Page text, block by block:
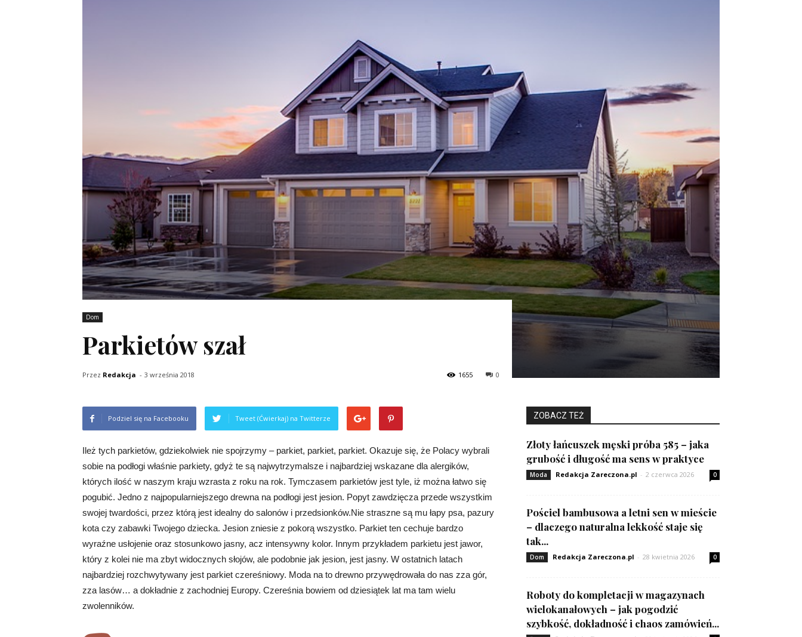
Dom
Parkietów szał
Przez Redakcja - 3 września 2018 0
1655
Podziel się na Facebooku Tweet (Ćwierkaj) na Twitterze
Ileż tych parkietów, gdziekolwiek nie spojrzymy – parkiet, parkiet, parkiet. Okazuje się, że Polacy wybrali
sobie na podłogi właśnie parkiety, gdyż te są najwytrzymalsze i najbardziej wskazane dla alergików,
których ilość w naszym kraju wzrasta z roku na rok. Tymczasem parkietów jest tyle, iż można łatwo się
pogubić. Jedno z najpopularniejszego drewna na podłogi jest jesion. Popyt zawdzięcza przede wszystkim
swojej twardości, przez którą jest idealny do salonów i przedsionków.Nie straszne są mu łapy psa, pazury
kota czy zabawki Twojego dziecka. Jesion zniesie z pokorą wszystko. Parkiet ten cechuje bardzo
wyraźne usłojenie oraz stosunkowo jasny, acz intensywny kolor. Innym przykładem parkietu jest jawor,
który z kolei nie ma zbyt widocznych słojów, ale podobnie jak jesion, jest jasny. W ostatnich latach
najbardziej rozchwytywany jest parkiet czereśniowy. Moda na to drewno przywędrowała do nas zza gór,
zza lasów… a dokładnie z zachodniej Europy. Czereśnia bowiem od dziesiątek lat ma tam wielu
zwolenników.
ZOBACZ TEŻ
Złoty łańcuszek męski próba 585 – jaka
grubość i długość ma sens w praktyce
Moda Redakcja Zareczona.pl - 2 czerwca 2026 0
Pościel bambusowa a letni sen w mieście
– dlaczego naturalna lekkość staje się
tak...
Dom Redakcja Zareczona.pl - 28 kwietnia 2026 0
Roboty do kompletacji w magazynach
wielokanałowych – jak pogodzić
szybkość, dokładność i chaos zamówień...